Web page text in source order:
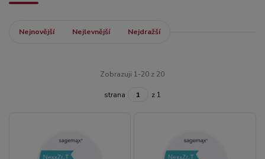
Nejnovější Nejlevnější Nejdražší
Zobrazuji 1-20 z 20
strana z 1